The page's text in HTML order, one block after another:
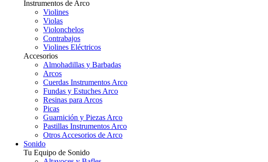
Instrumentos de Arco
Violines
Violas
Violonchelos
Contrabajos
Violines Eléctricos
Accesorios
Almohadillas y Barbadas
Arcos
Cuerdas Instrumentos Arco
Fundas y Estuches Arco
Resinas para Arcos
Picas
Guarnición y Piezas Arco
Pastillas Instrumentos Arco
Otros Accesorios de Arco
Sonido
Tu Equipo de Sonido